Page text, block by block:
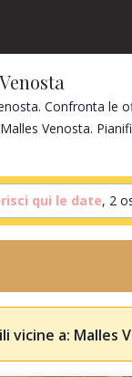
Confronta le
Venosta.
qui le date, 2
vicine a: Malles